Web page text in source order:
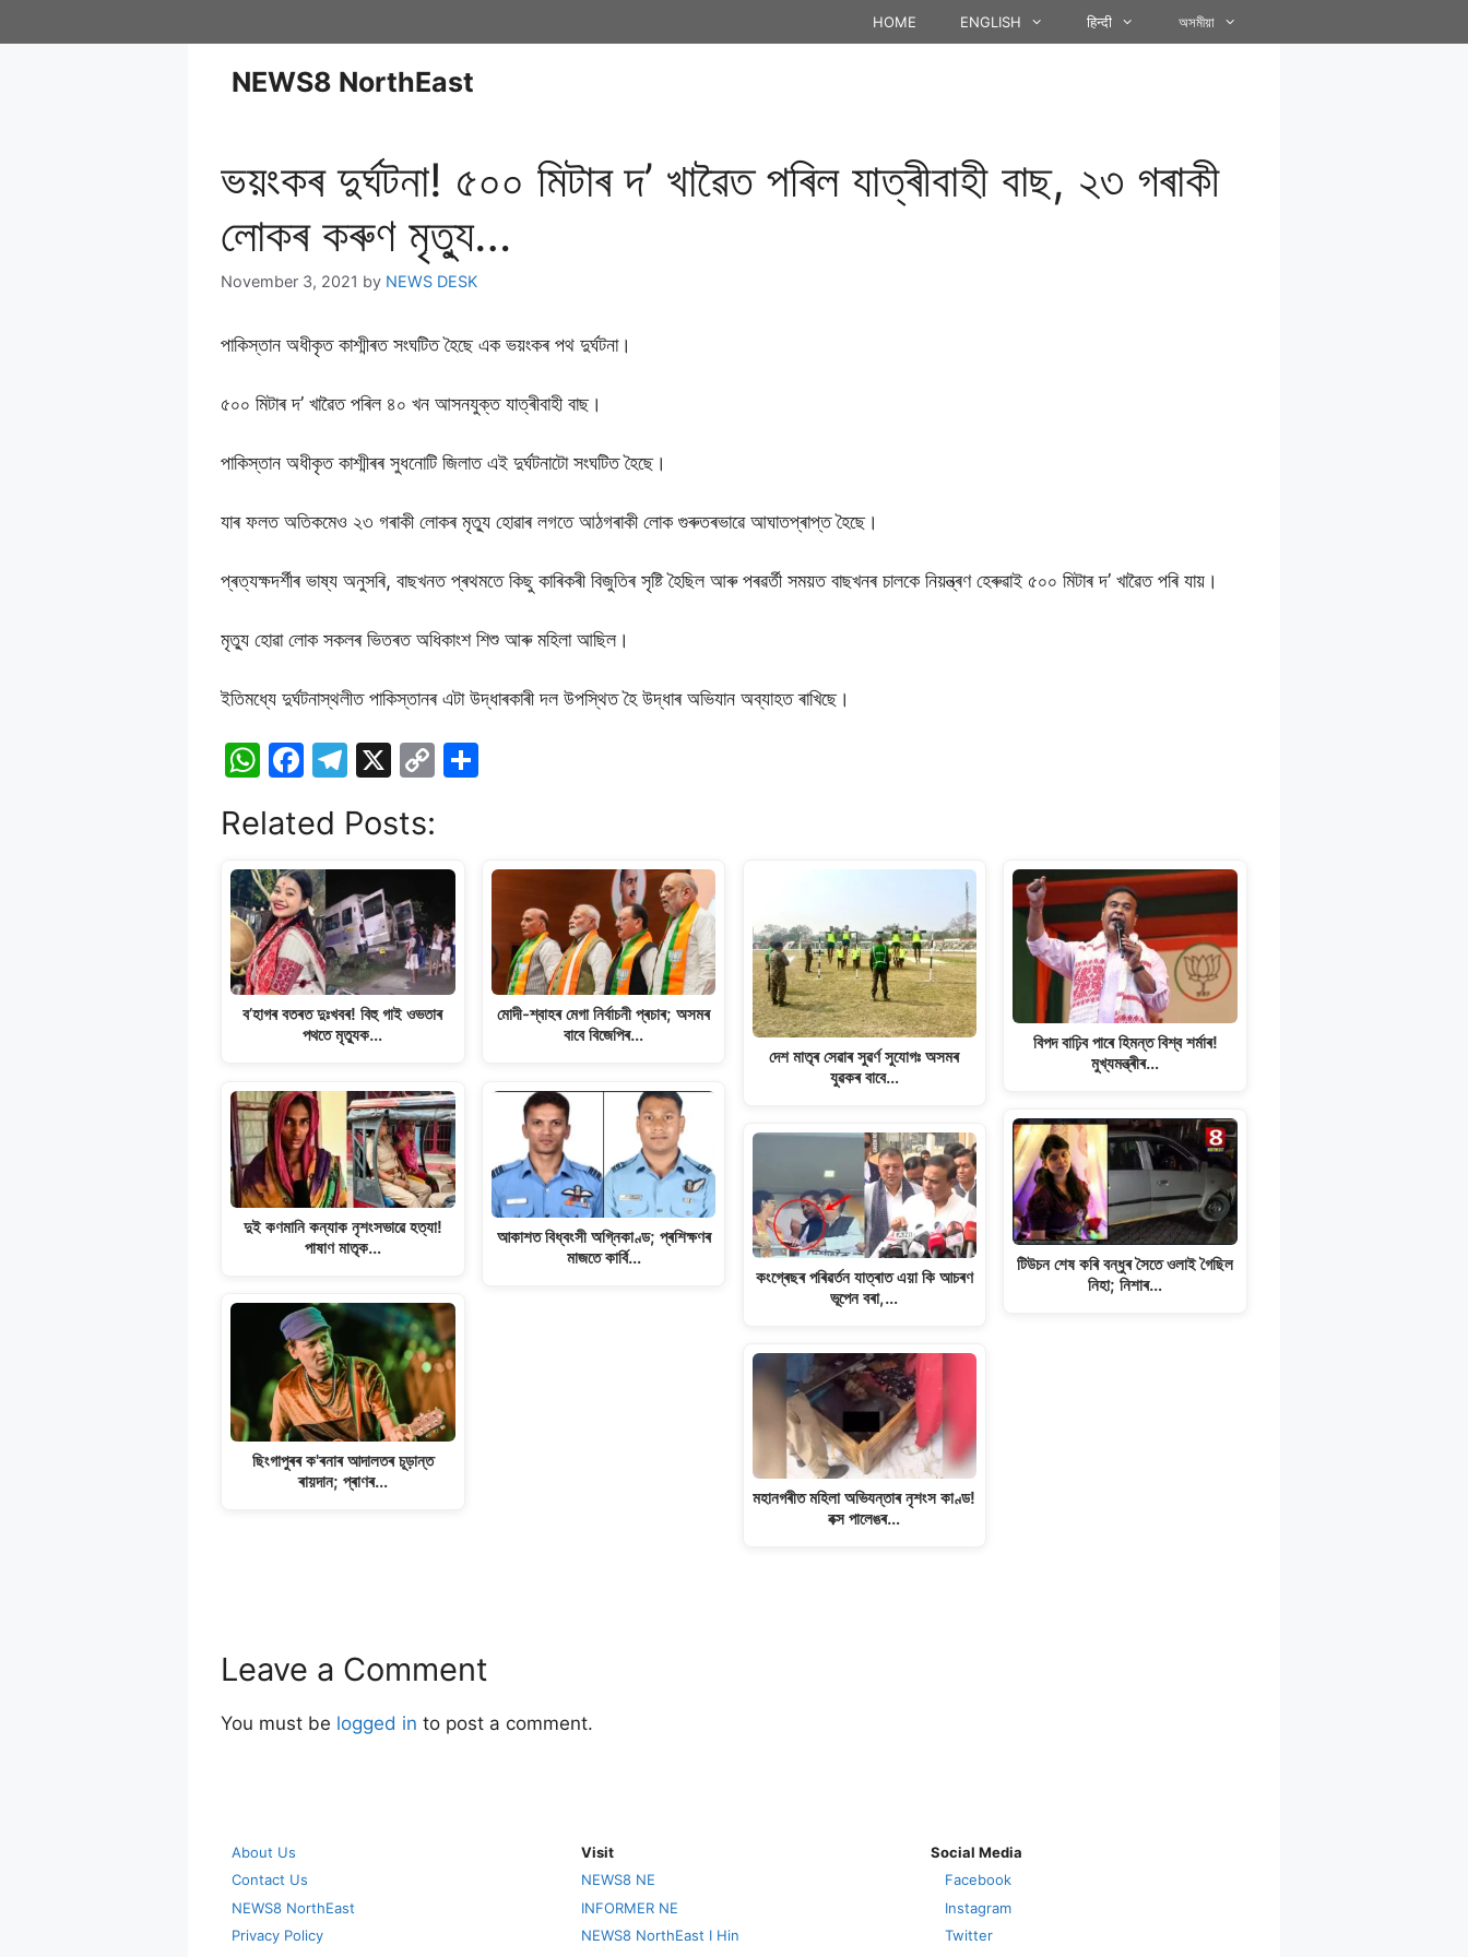
HOME ENGLISH हिन्दी অসমীয়া
NEWS8 NorthEast
ভয়ংকৰ দুৰ্ঘটনা! ৫০০ মিটাৰ দ’ খাৱৈত পৰিল যাত্ৰীবাহী বাছ, ২৩ গৰাকী
লোকৰ কৰুণ মৃত্যু…
November 3, 2021 by NEWS DESK
পাকিস্তান অধীকৃত কাশ্মীৰত সংঘটিত হৈছে এক ভয়ংকৰ পথ দুৰ্ঘটনা।
৫০০ মিটাৰ দ’ খাৱৈত পৰিল ৪০ খন আসনযুক্ত যাত্ৰীবাহী বাছ।
পাকিস্তান অধীকৃত কাশ্মীৰৰ সুধনোটি জিলাত এই দুৰ্ঘটনাটো সংঘটিত হৈছে।
যাৰ ফলত অতিকমেও ২৩ গৰাকী লোকৰ মৃত্যু হোৱাৰ লগতে আঠগৰাকী লোক গুৰুতৰভাৱে আঘাতপ্ৰাপ্ত হৈছে।
প্ৰত্যক্ষদৰ্শীৰ ভাষ্য অনুসৰি, বাছখনত প্ৰথমতে কিছু কাৰিকৰী বিজুতিৰ সৃষ্টি হৈছিল আৰু পৰৱৰ্তী সময়ত বাছখনৰ চালকে নিয়ন্ত্ৰণ হেৰুৱাই ৫০০ মিটাৰ দ’ খাৱৈত পৰি যায়।
মৃত্যু হোৱা লোক সকলৰ ভিতৰত অধিকাংশ শিশু আৰু মহিলা আছিল।
ইতিমধ্যে দুৰ্ঘটনাস্থলীত পাকিস্তানৰ এটা উদ্ধাৰকাৰী দল উপস্থিত হৈ উদ্ধাৰ অভিযান অব্যাহত ৰাখিছে।
W
at
s
A
p
p
F
c
e
b
o
o
k
T
e
gr
a
m
X
C
y
n
k
e
Related Posts:
ব’হাগৰ বতৰত দুঃখবৰ! বিহু গাই ওভতাৰ
পথতে মৃত্যুক…
দুই কণমানি কন্যাক নৃশংসভাৱে হত্যা!
পাষাণ মাতৃক…
ছিংগাপুৰৰ ক'ৰনাৰ আদালতৰ চূড়ান্ত
ৰায়দান; প্ৰাণৰ…
মোদী-শ্বাহৰ মেগা নিৰ্বাচনী প্ৰচাৰ; অসমৰ
বাবে বিজেপিৰ…
আকাশত বিধ্বংসী অগ্নিকাণ্ড; প্ৰশিক্ষণৰ
মাজতে কাৰ্বি…
দেশ মাতৃৰ সেৱাৰ সুৱৰ্ণ সুযোগঃ অসমৰ
যুৱকৰ বাবে…
কংগ্ৰেছৰ পৰিৱৰ্তন যাত্ৰাত এয়া কি আচৰণ
ভূপেন বৰা,…
মহানগৰীত মহিলা অভিযন্তাৰ নৃশংস কাণ্ড!
বক্স পালেঙৰ…
বিপদ বাঢ়িব পাৰে হিমন্ত বিশ্ব শৰ্মাৰ!
মুখ্যমন্ত্ৰীৰ…
টিউচন শেষ কৰি বন্ধুৰ সৈতে ওলাই গৈছিল
নিহা; নিশাৰ…
Leave a Comment
You must be logged in to post a comment.
About Us
Contact Us
NEWS8 NorthEast
Privacy Policy
Visit
NEWS8 NE
INFORMER NE
NEWS8 NorthEast I Hin
Social Media
Facebook
Instagram
Twitter